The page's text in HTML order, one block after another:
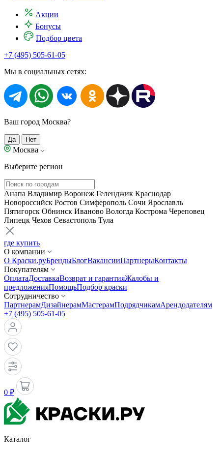
Акции
Бонусы
Подбор цвета
+7 (495) 505-61-05
Мы в социальных сетях:
Ваш город Москва?
Да Нет
Москва
Выберите регион
Анапа Владимир Воронеж Геленджик Краснодар
Новороссийск Ростов Симферополь Сочи Ярославль
Пятигорск Обнинск Иваново Вологда Кострома Череповец
Липецк Чехов Севастополь Тула
где купить
О компании
О Краски.руБрендыБлогВакансииПартнерыКонтакты
Покупателям
ОплатаДоставкаВозврат и гарантияЖалобы и
предложенияПомощьПодбор краски
Сотрудничество
ПартнерамДизайнерамМастерамПодрядчикамАрендодателям
+7 (495) 505-61-05
0 ₽
Каталог